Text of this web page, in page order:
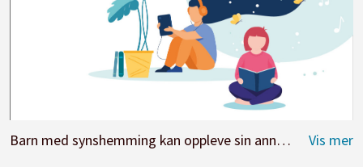
Barn med synshemming kan oppleve sin annerledeshet som at det er noe feil med dem som fører til utenforskap